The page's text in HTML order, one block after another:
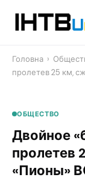
Головна ›
пролетев 25 км,
ОБЩЕСТВО
​Двойное
пролетев
«Пионы»